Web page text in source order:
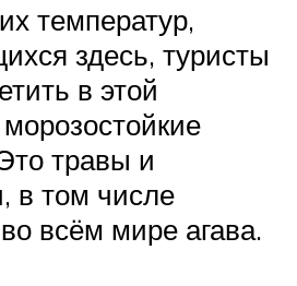
температур,
здесь, туристы
в этой
травы и
в том числе
всём мире агава.